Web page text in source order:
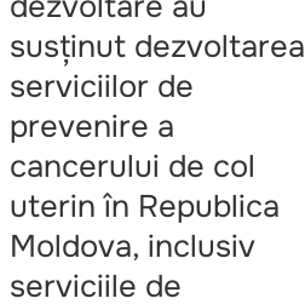
susținut dezvoltarea
serviciilor de
prevenire a
cancerului de col
uterin în Republica
Moldova, inclusiv
serviciile de